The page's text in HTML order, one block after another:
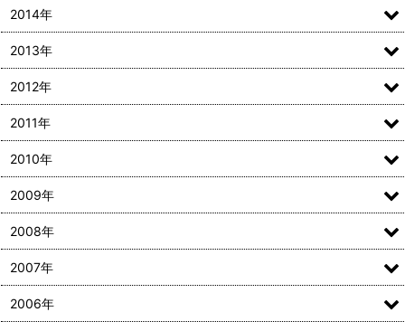
2014年
2013年
2012年
2011年
2010年
2009年
2008年
2007年
2006年